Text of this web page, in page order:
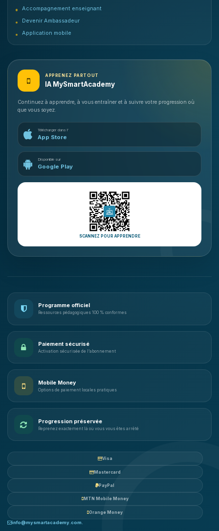
Accompagnement enseignant
Devenir Ambassadeur
Application mobile
APPRENEZ PARTOUT
IA MySmartAcademy
Continuez à apprendre, à vous entraîner et à suivre votre progression où
que vous soyez.
Télécharger dans l’
App Store
Disponible sur
Google Play
SCANNEZ POUR APPRENDRE
Programme officiel
Ressources pédagogiques 100 % conformes
Paiement sécurisé
Activation sécurisée de l’abonnement
Mobile Money
Options de paiement locales pratiques
Progression préservée
Reprenez exactement là où vous vous êtes arrêté
Visa
Mastercard
PayPal
MTN Mobile Money
Orange Money
info@mysmartacademy.com.